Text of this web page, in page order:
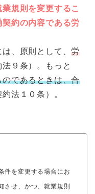
業規則を変更するこ
約の内容である労
、原則として、労
９条）。もっと
のであるときは、合
法１０条）。
件を変更する場合にお
させ、かつ、就業規則